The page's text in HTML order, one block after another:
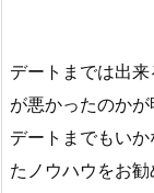
デートまでは出
が悪かったのか
デートまでもい
たノウハウをお勧